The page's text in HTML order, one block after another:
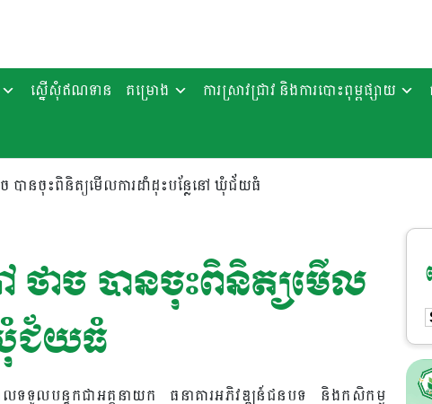
ស្នើសុំឥណទាន គម្រោង ការស្រាវជ្រាវ និងការបោះពុម្ពផ្សាយ
បានចុះពិនិត្យមេីលការដាំដុះបន្លែនៅ​ ឃុំជ័យធំ​
ថាច​ បានចុះពិនិត្យមេីល
ឃុំជ័យធំ​
ទទួលបន្ទុកជាអគ្គនាយក​ ធនាគារអភិវឌ្ឍន៍ជនបទ​ និងកសិកម្ម​